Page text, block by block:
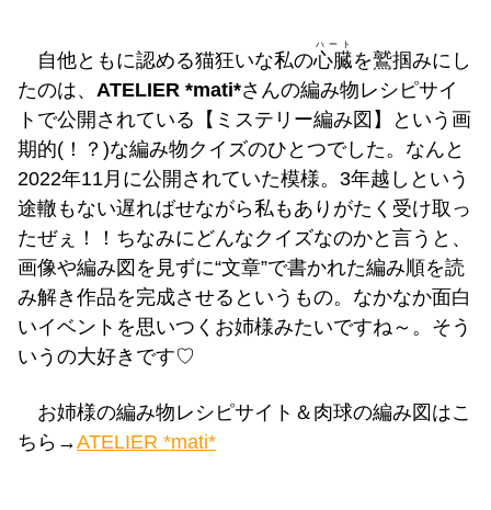
自他ともに認める猫狂いな私の心臓
ハート
を鷲掴みにし
たのは、 ATELIER *mati*さんの編み物レシピサイ
トで公開されている【ミステリー編み図】という画
期的(！？)な編み物クイズのひとつでした。なんと
2022年11月に公開されていた模様。3年越しという
途轍もない遅ればせながら私もありがたく受け取っ
たぜぇ！！ちなみにどんなクイズなのかと言うと、
画像や編み図を見ずに“文章”で書かれた編み順を読
み解き作品を完成させるというもの。なかなか面白
いイベントを思いつくお姉様みたいですね～。そう
いうの大好きです♡
お姉様の編み物レシピサイト＆肉球の編み図はこ
ちら→ATELIER *mati*